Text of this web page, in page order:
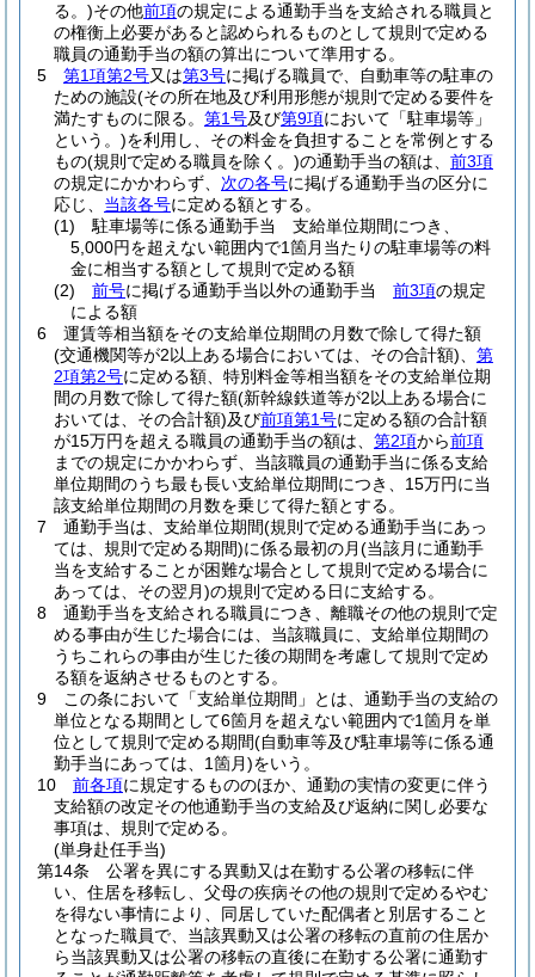
る。)その他前項の規定による通勤手当を支給される職員と
の権衡上必要があると認められるものとして規則で定める
職員の通勤手当の額の算出について準用する。
5
第1項第2号又は第3号に掲げる職員で、自動車等の駐車の
ための施設(その所在地及び利用形態が規則で定める要件を
満たすものに限る。 第1号及び第9項において「駐車場等」
という。)を利用し、その料金を負担することを常例とする
もの(規則で定める職員を除く。)の通勤手当の額は、 前3項
の規定にかかわらず、 次の各号に掲げる通勤手当の区分に
応じ、 当該各号に定める額とする。
(1)
駐車場等に係る通勤手当 支給単位期間につき、
5,000円を超えない範囲内で1箇月当たりの駐車場等の料
金に相当する額として規則で定める額
(2)
前号に掲げる通勤手当以外の通勤手当 前3項の規定
による額
6
運賃等相当額をその支給単位期間の月数で除して得た額
(交通機関等が2以上ある場合においては、その合計額)
第
2項第2号に定める額、特別料金等相当額をその支給単位期
間の月数で除して得た額(新幹線鉄道等が2以上ある場合に
おいては、その合計額)及び前項第1号に定める額の合計額
が15万円を超える職員の通勤手当の額は、 第2項から前項
までの規定にかかわらず、当該職員の通勤手当に係る支給
単位期間のうち最も長い支給単位期間につき、15万円に当
該支給単位期間の月数を乗じて得た額とする。
7
通勤手当は、支給単位期間(規則で定める通勤手当にあっ
ては、規則で定める期間)に係る最初の月(当該月に通勤手
当を支給することが困難な場合として規則で定める場合に
あっては、その翌月)の規則で定める日に支給する。
8
通勤手当を支給される職員につき、離職その他の規則で定
める事由が生じた場合には、当該職員に、支給単位期間の
うちこれらの事由が生じた後の期間を考慮して規則で定め
る額を返納させるものとする。
9
この条において「支給単位期間」とは、通勤手当の支給の
単位となる期間として6箇月を超えない範囲内で1箇月を単
位として規則で定める期間(自動車等及び駐車場等に係る通
勤手当にあっては、1箇月)をいう。
10
前各項に規定するもののほか、通勤の実情の変更に伴う
支給額の改定その他通勤手当の支給及び返納に関し必要な
事項は、規則で定める。
(単身赴任手当)
第14条
公署を異にする異動又は在勤する公署の移転に伴
い、住居を移転し、父母の疾病その他の規則で定めるやむ
を得ない事情により、同居していた配偶者と別居すること
となった職員で、当該異動又は公署の移転の直前の住居か
ら当該異動又は公署の移転の直後に在勤する公署に通勤す